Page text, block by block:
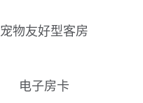
宠物友好型客房
电子房卡